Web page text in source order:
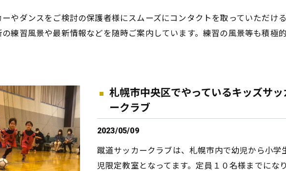
やダンスをご検討の保護者様にスムーズにコンタクトを取っていただけ
練習風景や最新情報などを随時ご案内しています。練習の風景等も積極
札幌市中央区でやっているキッズサ
ークラブ
2023/05/09
蹴道サッカークラブは、札幌市内で幼児から小
児限定教室となってます。定員１０名様までに